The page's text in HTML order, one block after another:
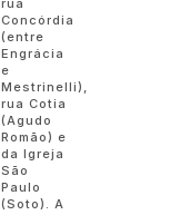
Concórdia
(entre
Engrácia
e
Mestrinelli),
rua Cotia
(Agudo
Romão) e
da Igreja
São
Paulo
(Soto). A